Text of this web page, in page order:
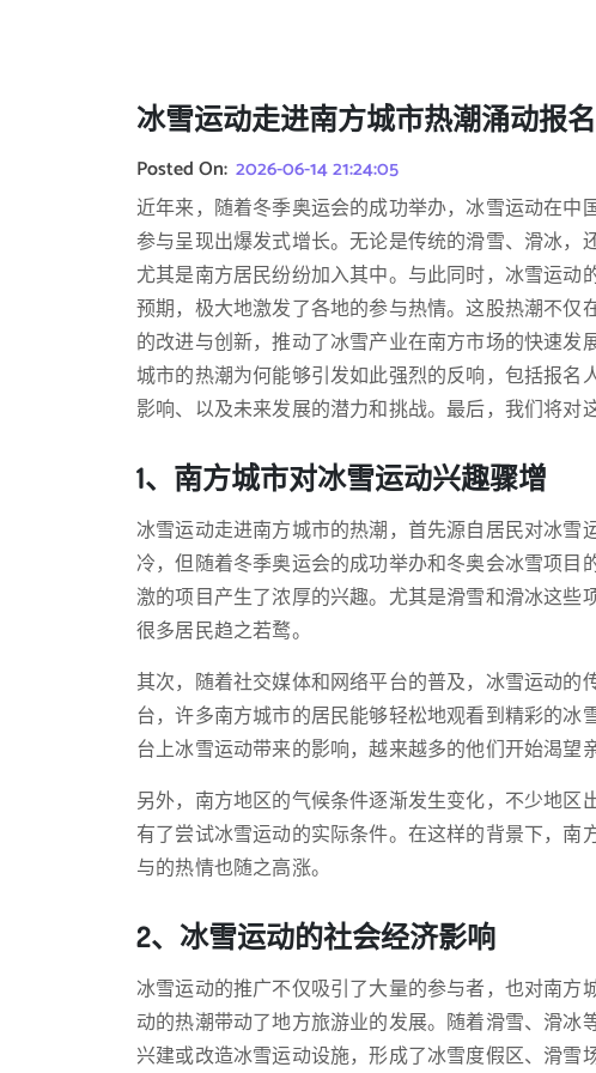
冰雪运动走进南方城市热潮涌动报
Posted On: 2026-06-14 21:24:05
近年来，随着冬季奥运会的成功举办，冰雪运动在
参与呈现出爆发式增长。无论是传统的滑雪、滑冰
尤其是南方居民纷纷加入其中。与此同时，冰雪运
预期，极大地激发了各地的参与热情。这股热潮不
的改进与创新，推动了冰雪产业在南方市场的快速
城市的热潮为何能够引发如此强烈的反响，包括报
影响、以及未来发展的潜力和挑战。最后，我们将对
1、南方城市对冰雪运动兴趣骤增
冰雪运动走进南方城市的热潮，首先源自居民对冰
冷，但随着冬季奥运会的成功举办和冬奥会冰雪项
激的项目产生了浓厚的兴趣。尤其是滑雪和滑冰这
很多居民趋之若鹜。
其次，随着社交媒体和网络平台的普及，冰雪运动
台，许多南方城市的居民能够轻松地观看到精彩的
台上冰雪运动带来的影响，越来越多的他们开始渴望
另外，南方地区的气候条件逐渐发生变化，不少地
有了尝试冰雪运动的实际条件。在这样的背景下，
与的热情也随之高涨。
2、冰雪运动的社会经济影响
冰雪运动的推广不仅吸引了大量的参与者，也对南
动的热潮带动了地方旅游业的发展。随着滑雪、滑
兴建或改造冰雪运动设施，形成了冰雪度假区、滑